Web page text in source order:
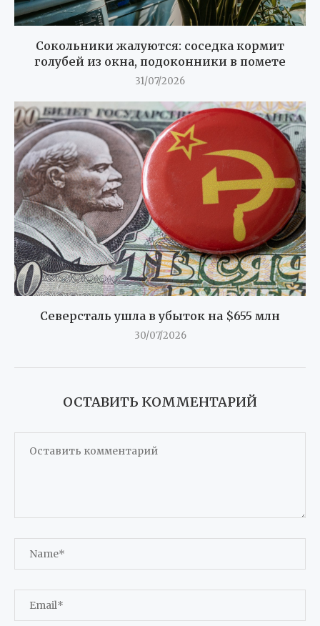
Сокольники жалуются: соседка кормит
голубей из окна, подоконники в помете
31/07/2026
Северсталь ушла в убыток на $655 млн
30/07/2026
ОСТАВИТЬ КОММЕНТАРИЙ